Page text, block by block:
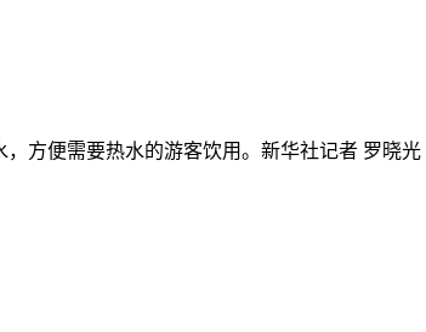
便需要热水的游客饮用。新华社记者 罗晓光